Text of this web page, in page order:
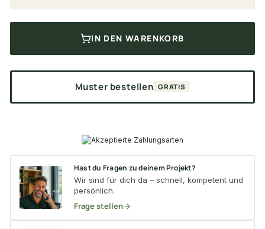
IN DEN WARENKORB
Muster bestellen GRATIS
Hast du Fragen zu deinem Projekt?
Wir sind für dich da – schnell, kompetent und
persönlich.
Frage stellen